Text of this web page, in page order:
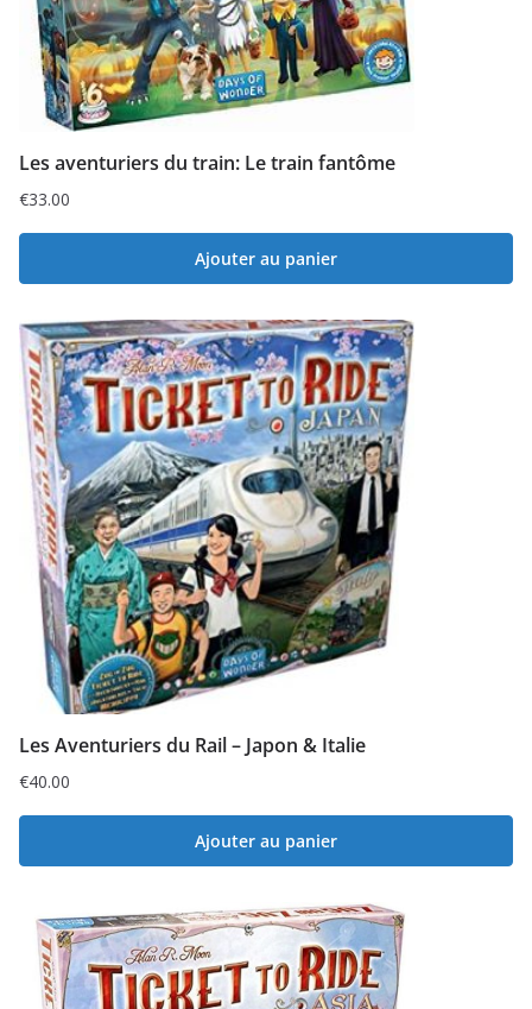
Les aventuriers du train: Le train fantôme
€33.00
Ajouter au panier
Les Aventuriers du Rail – Japon & Italie
€40.00
Ajouter au panier